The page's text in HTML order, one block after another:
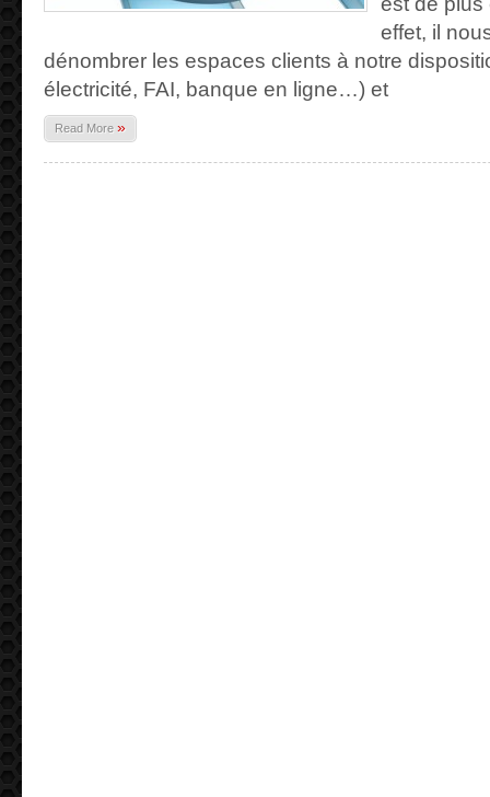
effet, il
dénombrer les espaces clients à notre
électricité, FAI, banque en ligne…) et
Read More »